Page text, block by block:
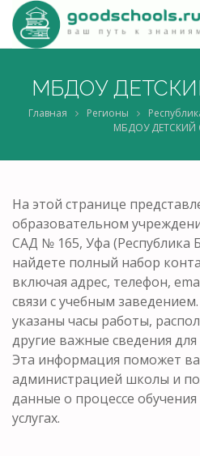
МБДОУ
Главная Регионы
МБДОУ ДЕТСКИЙ
На этой странице
образовательном
САД № 165, Уфа (Республика
найдете полный набор
включая адрес, телефон,
связи с учебным
указаны часы работы,
другие важные сведения
Эта информация поможет
администрацией школы и
данные о процессе
услугах.